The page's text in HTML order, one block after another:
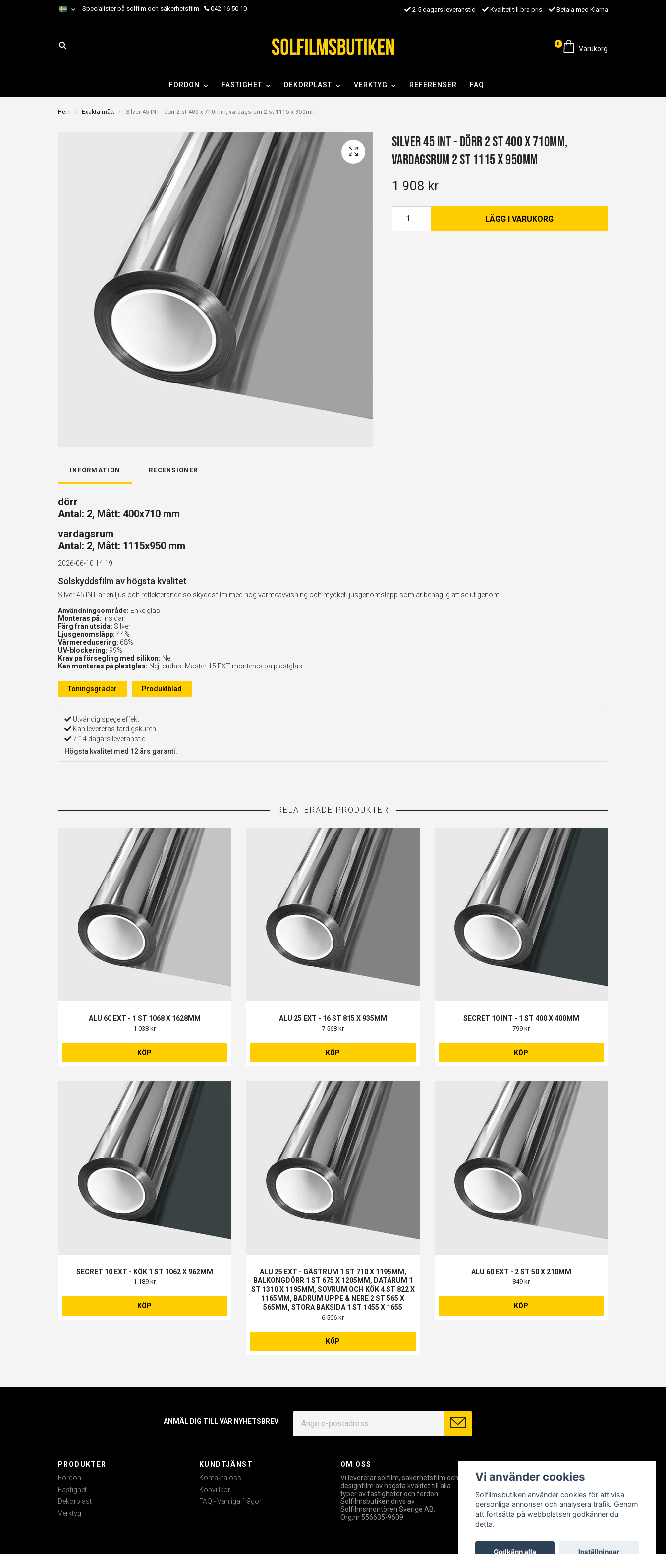
Specialister på solfilm och säkerhetsfilm 042-16 50 10 2-5 dagars leveranstid Kvalitet till bra pris Betala med Klarna
0
Varukorg
FORDON FASTIGHET DEKORPLAST VERKTYG REFERENSER FAQ
Hem Exakta mått Silver 45 INT - dörr 2 st 400 x 710mm, vardagsrum 2 st 1115 x 950mm
Silver 45 INT - dörr 2 st 400 x 710mm,
vardagsrum 2 st 1115 x 950mm
1 908 kr
LÄGG I VARUKORG
INFORMATION RECENSIONER
dörr
Antal: 2, Mått: 400x710 mm
vardagsrum
Antal: 2, Mått: 1115x950 mm
2026-06-10 14:19
Solskyddsfilm av högsta kvalitet
Silver 45 INT är en ljus och reflekterande solskyddsfilm med hög värmeavvisning och mycket ljusgenomsläpp som är behaglig att se ut genom.
Användningsområde: Enkelglas
Monteras på: Insidan
Färg från utsida: Silver
Ljusgenomsläpp: 44%
Värmereducering: 68%
UV-blockering: 99%
Krav på försegling med silikon: Nej
Kan monteras på plastglas: Nej, endast Master 15 EXT monteras på plastglas.
Toningsgrader Produktblad
Utvändig spegeleffekt
Kan levereras färdigskuren
7-14 dagars leveranstid
Högsta kvalitet med 12 års garanti.
ALU 60 EXT - 1 ST 1068 X 1628MM
1 038 kr
KÖP
ALU 25 EXT - 16 ST 815 X 935MM
7 568 kr
KÖP
SECRET 10 INT - 1 ST 400 X 400MM
799 kr
KÖP
SECRET 10 EXT - KÖK 1 ST 1062 X 962MM
1 189 kr
KÖP
ALU 25 EXT - GÄSTRUM 1 ST 710 X 1195MM,
BALKONGDÖRR 1 ST 675 X 1205MM, DATARUM 1
ST 1310 X 1195MM, SOVRUM OCH KÖK 4 ST 822 X
1165MM, BADRUM UPPE & NERE 2 ST 565 X
565MM, STORA BAKSIDA 1 ST 1455 X 1655
6 506 kr
KÖP
ALU 60 EXT - 2 ST 50 X 210MM
849 kr
KÖP
ANMÄL DIG TILL VÅR NYHETSBREV
PRODUKTER
Fordon
Fastighet
Dekorplast
Verktyg
KUNDTJÄNST
Kontakta oss
Köpvillkor
FAQ - Vanliga frågor
OM OSS
Vi levererar solfilm, säkerhetsfilm och
designfilm av högsta kvalitet till alla
typer av fastigheter och fordon.
Solfilmsbutiken drivs av
Solfilmsmontören Sverige AB.
Org.nr 556635-9609
Facebook
YouTube
Vi använder cookies
Solfilmsbutiken använder cookies för att visa
personliga annonser och analysera trafik. Genom
att fortsätta på webbplatsen godkänner du
detta.
Godkänn alla Inställningar